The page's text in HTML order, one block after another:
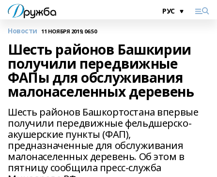
Новости 11 НОЯБРЯ 2019, 06:50
Шесть районов Башкирии
получили передвижные
ФАПы для обслуживания
малонаселенных деревень
Шесть районов Башкортостана впервые
получили передвижные фельдшерско-
акушерские пункты (ФАП),
предназначенные для обслуживания
малонаселенных деревень. Об этом в
пятницу сообщила пресс-служба